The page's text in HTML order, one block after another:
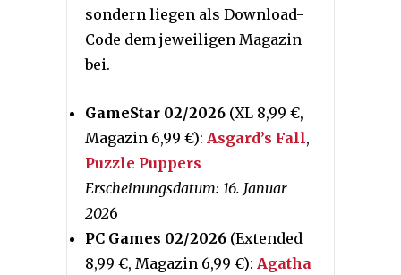
sondern liegen als Download-
Code dem jeweiligen Magazin
bei.
GameStar 02/2026 (XL 8,99 €,
Magazin 6,99 €): Asgard’s Fall,
Puzzle Puppers
Erscheinungsdatum: 16. Januar
2026
PC Games 02/2026 (Extended
8,99 €, Magazin 6,99 €): Agatha